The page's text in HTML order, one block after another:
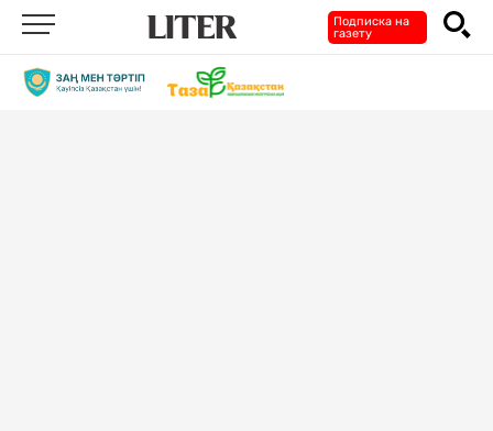
Подписка на
газету